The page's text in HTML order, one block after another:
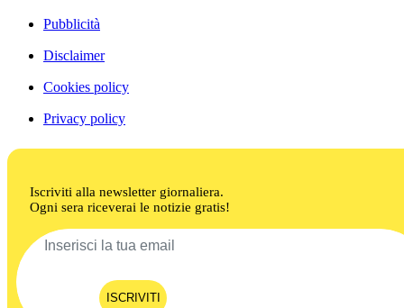
Pubblicità
Disclaimer
Cookies policy
Privacy policy
Iscriviti alla newsletter giornaliera.
Ogni sera riceverai le notizie gratis!
ISCRIVITI